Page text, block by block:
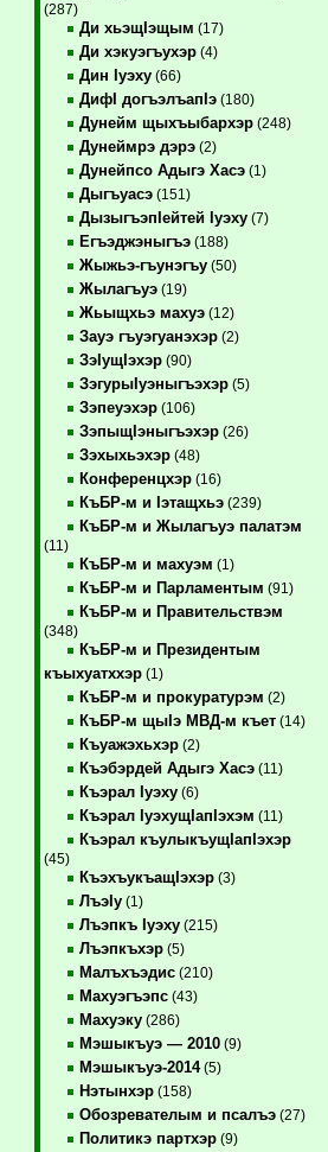
(287)
Ди хьэщIэщым (17)
Ди хэкуэгъухэр(4)
Дин Iуэху(66)
ДифI догъэлъапIэ(180)
Дунейм щыхъыбархэр(248)
Дунеймрэ дэрэ(2)
Дунейпсо Адыгэ Хасэ(1)
Дыгъуасэ(151)
ДызыгъэпIейтей Iуэху(7)
Егъэджэныгъэ(188)
Жыжьэ-гъунэгъу(50)
Жылагъуэ(19)
Жьыщхьэ махуэ(12)
Зауэ гъуэгуанэхэр(2)
ЗэIущIэхэр(90)
ЗэгурыIуэныгъэхэр(5)
Зэпеуэхэр(106)
ЗэпыщIэныгъэхэр(26)
Зэхыхьэхэр(48)
Конференцхэр(16)
КъБР-м и Iэтащхьэ(239)
КъБР-м и Жылагъуэ палатэм
(11)
КъБР-м и махуэм (1)
КъБР-м и Парламентым (91)
КъБР-м и Правительствэм
(348)
КъБР-м и Президентым
къыхуатххэр(1)
КъБР-м и прокуратурэм (2)
КъБР-м щыIэ МВД-м къет(14)
Къуажэхьхэр(2)
Къэбэрдей Адыгэ Хасэ(11)
Къэрал Iуэху(6)
Къэрал IуэхущIапIэхэм (11)
Къэрал къулыкъущIапIэхэр
(45)
КъэхъукъащIэхэр(3)
ЛъэIу(1)
Лъэпкъ Iуэху(215)
Лъэпкъхэр(5)
Малъхъэдис(210)
Махуэгъэпс(43)
Махуэку(286)
Мэшыкъуэ — 2010(9)
Мэшыкъуэ-2014(5)
Нэтынхэр(158)
Обозревателым и псалъэ(27)
Политикэ партхэр(9)